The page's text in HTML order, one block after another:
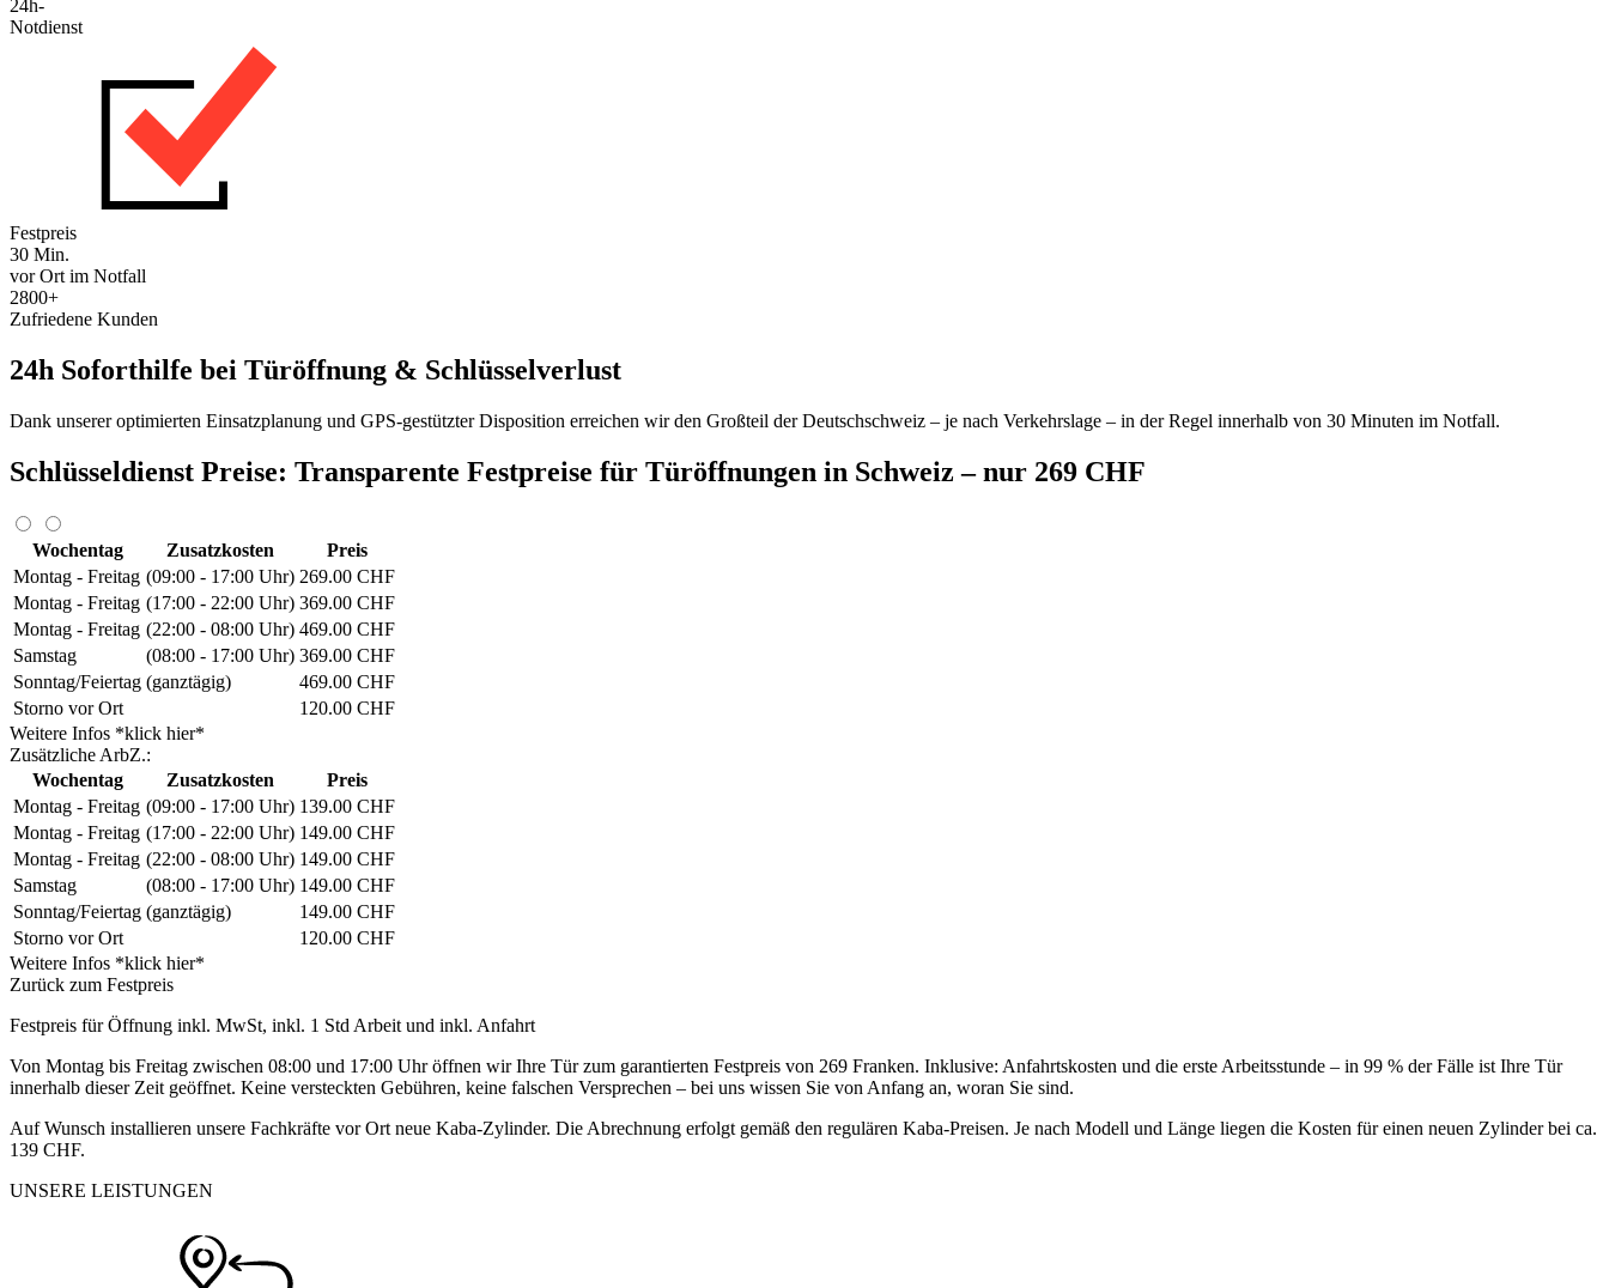
24h-
Notdienst
Festpreis
30 Min.
vor Ort im Notfall
2800+
Zufriedene Kunden
24h Soforthilfe bei Türöffnung & Schlüsselverlust
Dank unserer optimierten Einsatzplanung und GPS-gestützter Disposition erreichen wir den Großteil der Deutschschweiz – je nach Verkehrslage – in der Regel innerhalb von 30 Minuten im Notfall.
Schlüsseldienst Preise: Transparente Festpreise für Türöffnungen in Schweiz – nur 269 CHF
Wochentag Zusatzkosten
Preis
Montag - Freitag (09:00 - 17:00 Uhr) 269.00 CHF
Montag - Freitag (17:00 - 22:00 Uhr) 369.00 CHF
Montag - Freitag (22:00 - 08:00 Uhr) 469.00 CHF
Samstag
(08:00 - 17:00 Uhr) 369.00 CHF
Sonntag/Feiertag (ganztägig)
469.00 CHF
Storno vor Ort
120.00 CHF
Weitere Infos *klick hier*
Zusätzliche ArbZ.:
Wochentag
Zusatzkosten
Preis
Montag - Freitag (09:00 - 17:00 Uhr) 139.00 CHF
Montag - Freitag (17:00 - 22:00 Uhr) 149.00 CHF
Montag - Freitag (22:00 - 08:00 Uhr) 149.00 CHF
Samstag
(08:00 - 17:00 Uhr) 149.00 CHF
Sonntag/Feiertag (ganztägig)
149.00 CHF
Storno vor Ort
120.00 CHF
Weitere Infos *klick hier*
Zurück zum Festpreis
Festpreis für Öffnung inkl. MwSt, inkl. 1 Std Arbeit und inkl. Anfahrt
Von Montag bis Freitag zwischen 08:00 und 17:00 Uhr öffnen wir Ihre Tür zum garantierten Festpreis von 269 Franken. Inklusive: Anfahrtskosten und die erste Arbeitsstunde – in 99 % der Fälle ist Ihre Tür
innerhalb dieser Zeit geöffnet. Keine versteckten Gebühren, keine falschen Versprechen – bei uns wissen Sie von Anfang an, woran Sie sind.
Auf Wunsch installieren unsere Fachkräfte vor Ort neue Kaba-Zylinder. Die Abrechnung erfolgt gemäß den regulären Kaba-Preisen. Je nach Modell und Länge liegen die Kosten für einen neuen Zylinder bei ca.
139 CHF.
UNSERE LEISTUNGEN